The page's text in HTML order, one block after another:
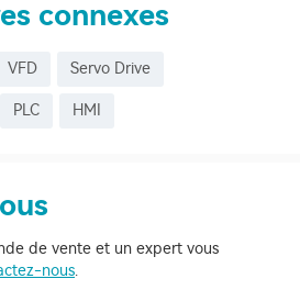
connexes
VFD Servo Drive
PLC HMI
de vente et un expert vous
nous.